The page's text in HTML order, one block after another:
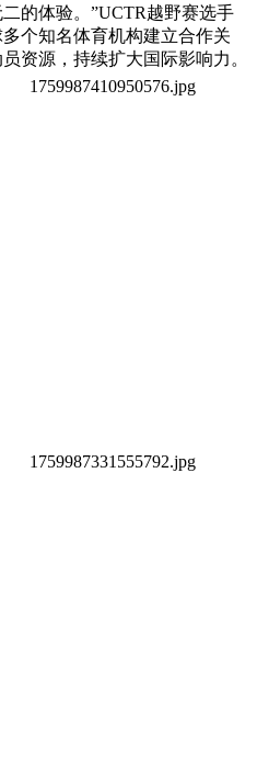
的体验。”UCTR越野赛选手
个知名体育机构建立合作关
资源，持续扩大国际影响力。